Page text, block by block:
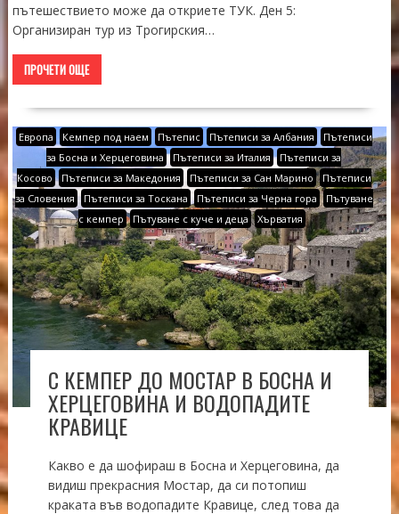
пътешествието може да откриете ТУК. Ден 5:
Организиран тур из Трогирския…
ПРОЧЕТИ ОЩЕ
Европа Кемпер под наем Пътепис Пътеписи за Албания
Пътеписи
за Босна и Херцеговина
Пътеписи за Италия
Пътеписи за
Косово
Пътеписи за Македония Пътеписи за Сан Марино
Пътеписи
за Словения
Пътеписи за Тоскана Пътеписи за Черна гора
Пътуване
с кемпер
Пътуване с куче и деца Хърватия
С КЕМПЕР ДО МОСТАР В БОСНА И
ХЕРЦЕГОВИНА И ВОДОПАДИТЕ
КРАВИЦЕ
Какво е да шофираш в Босна и Херцеговина, да
видиш прекрасния Мостар, да си потопиш
краката във водопадите Кравице, след това да